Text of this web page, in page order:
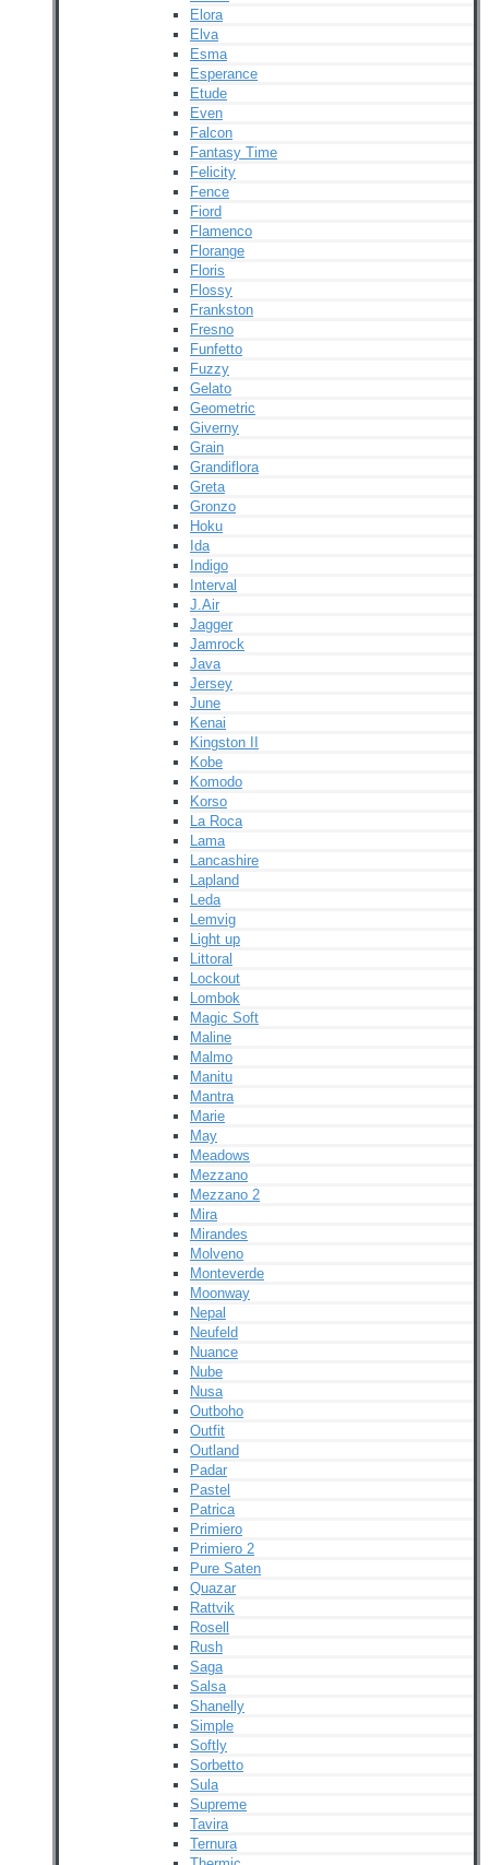
Elora
Elva
Esma
Esperance
Etude
Even
Falcon
Fantasy Time
Felicity
Fence
Fiord
Flamenco
Florange
Floris
Flossy
Frankston
Fresno
Funfetto
Fuzzy
Gelato
Geometric
Giverny
Grain
Grandiflora
Greta
Gronzo
Hoku
Ida
Indigo
Interval
J.Air
Jagger
Jamrock
Java
Jersey
June
Kenai
Kingston II
Kobe
Komodo
Korso
La Roca
Lama
Lancashire
Lapland
Leda
Lemvig
Light up
Littoral
Lockout
Lombok
Magic Soft
Maline
Malmo
Manitu
Mantra
Marie
May
Meadows
Mezzano
Mezzano 2
Mira
Mirandes
Molveno
Monteverde
Moonway
Nepal
Neufeld
Nuance
Nube
Nusa
Outboho
Outfit
Outland
Padar
Pastel
Patrica
Primiero
Primiero 2
Pure Saten
Quazar
Rattvik
Rosell
Rush
Saga
Salsa
Shanelly
Simple
Softly
Sorbetto
Sula
Supreme
Tavira
Ternura